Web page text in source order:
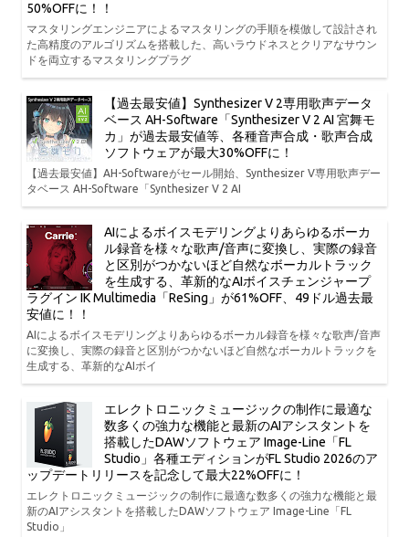
50%OFFに！！
マスタリングエンジニアによるマスタリングの手順を模倣して設計され
た高精度のアルゴリズムを搭載した、高いラウドネスとクリアなサウン
ドを両立するマスタリングプラグ
【過去最安値】Synthesizer V 2専用歌声データ
ベース AH-Software「Synthesizer V 2 AI 宮舞モ
カ」が過去最安値等、各種音声合成・歌声合成
ソフトウェアが最大30%OFFに！
【過去最安値】AH-Softwareがセール開始、Synthesizer V専用歌声デー
タベース AH-Software「Synthesizer V 2 AI
AIによるボイスモデリングよりあらゆるボーカ
ル録音を様々な歌声/音声に変換し、実際の録音
と区別がつかないほど自然なボーカルトラック
を生成する、革新的なAIボイスチェンジャープ
ラグイン IK Multimedia「ReSing」が61%OFF、49ドル過去最
安値に！！
AIによるボイスモデリングよりあらゆるボーカル録音を様々な歌声/音声
に変換し、実際の録音と区別がつかないほど自然なボーカルトラックを
生成する、革新的なAIボイ
エレクトロニックミュージックの制作に最適な
数多くの強力な機能と最新のAIアシスタントを
搭載したDAWソフトウェア Image-Line「FL
Studio」各種エディションがFL Studio 2026のア
ップデートリリースを記念して最大22%OFFに！
エレクトロニックミュージックの制作に最適な数多くの強力な機能と最
新のAIアシスタントを搭載したDAWソフトウェア Image-Line「FL
Studio」